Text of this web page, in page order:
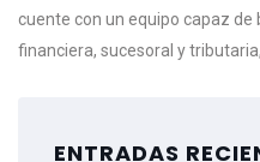
cuente con un equipo capaz de
financiera, sucesoral y
ENTRADAS